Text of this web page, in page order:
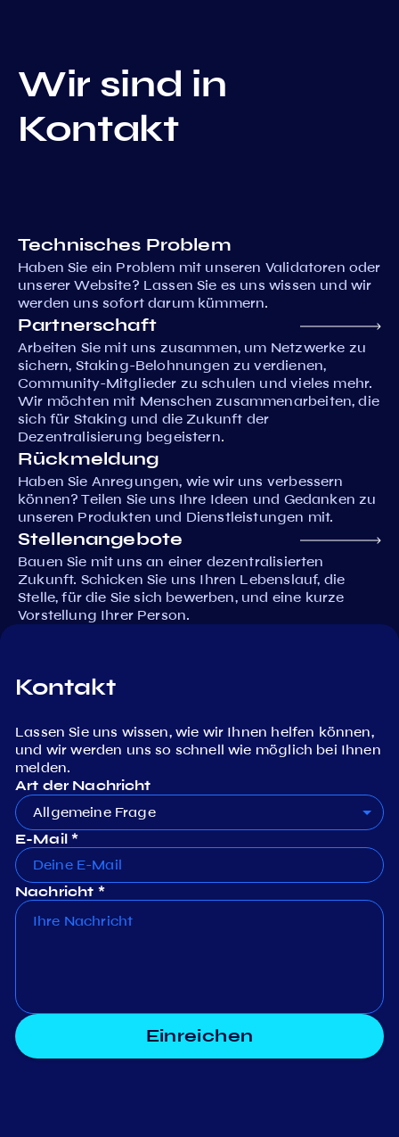
Wir sind in
Kontakt
Technisches Problem
Haben Sie ein Problem mit unseren Validatoren oder
unserer Website? Lassen Sie es uns wissen und wir
werden uns sofort darum kümmern.
Partnerschaft
Arbeiten Sie mit uns zusammen, um Netzwerke zu
sichern, Staking-Belohnungen zu verdienen,
Community-Mitglieder zu schulen und vieles mehr.
Wir möchten mit Menschen zusammenarbeiten, die
sich für Staking und die Zukunft der
Dezentralisierung begeistern.
Rückmeldung
Haben Sie Anregungen, wie wir uns verbessern
können? Teilen Sie uns Ihre Ideen und Gedanken zu
unseren Produkten und Dienstleistungen mit.
Stellenangebote
Bauen Sie mit uns an einer dezentralisierten
Zukunft. Schicken Sie uns Ihren Lebenslauf, die
Stelle, für die Sie sich bewerben, und eine kurze
Vorstellung Ihrer Person.
Kontakt
Lassen Sie uns wissen, wie wir Ihnen helfen können,
und wir werden uns so schnell wie möglich bei Ihnen
melden.
Art der Nachricht
Allgemeine Frage
E-Mail *
Nachricht *
Einreichen